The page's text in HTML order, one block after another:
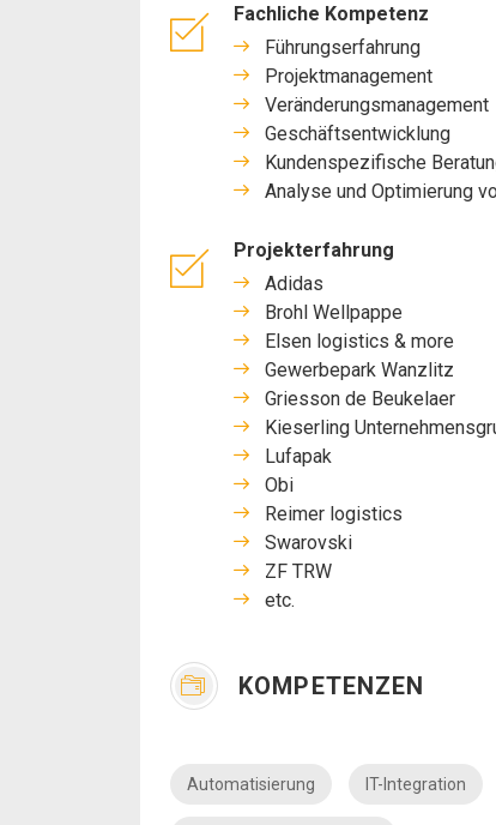
Fachliche Kompetenz
Führungserfahrung
Projektmanagement
Veränderungsmanagement
Geschäftsentwicklung
Kundenspezifische
Analyse und Optimierung
Projekterfahrung
Adidas
Brohl Wellpappe
Elsen logistics & more
Gewerbepark Wanzlitz
Griesson de Beukelaer
Kieserling
Lufapak
Obi
Reimer logistics
Swarovski
ZF TRW
etc.
KOMPETENZEN
Automatisierung IT-Integration